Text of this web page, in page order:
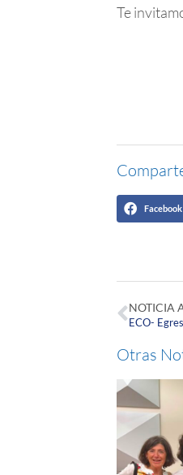
Te
Facebook
NOTICIA
Otras